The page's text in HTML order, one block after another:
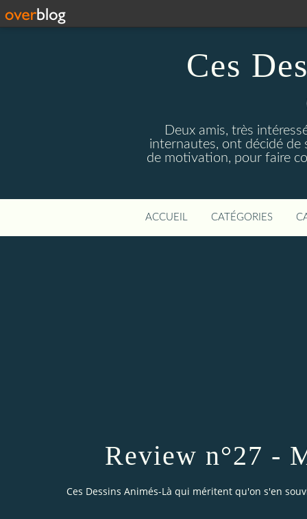
Ces
Deux amis, très
internautes, ont décidé de
de motivation, pour faire
ACCUEIL CATÉGORIES
Review n°27 -
Ces Dessins Animés-Là qui méritent qu'on s'en